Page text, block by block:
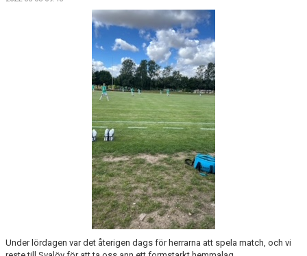
KONTAKT
Under lördagen var det återigen dags för herrarna att spela match, och vi